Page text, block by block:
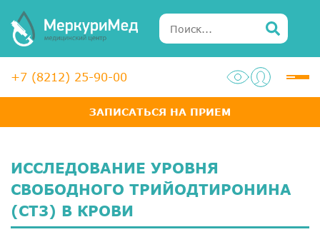
+7 (8212) 25-90-00
ЗАПИСАТЬСЯ НА ПРИЕМ
Услуги
Диагностика
ИССЛЕДОВАНИЕ УРОВНЯ
СВОБОДНОГО ТРИЙОДТИРОНИНА
(СТ3) В КРОВИ